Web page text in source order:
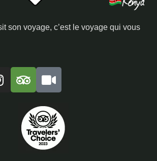
son voyage, c’est le voyage qui vous